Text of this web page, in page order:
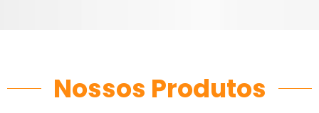
Nossos Produtos